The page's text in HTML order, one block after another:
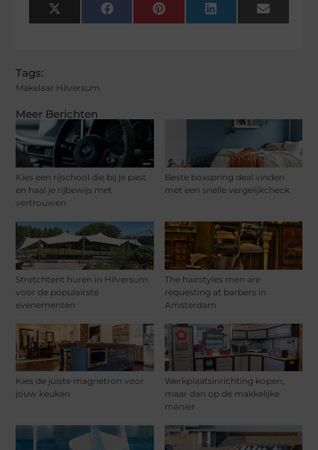
Meer Berichten
Kies een rijschool die bij je past
en haal je rijbewijs met
vertrouwen
Beste boxspring deal vinden
met een snelle vergelijkcheck
Stretchtent huren in Hilversum
voor de populairste
evenementen
The hairstyles men are
requesting at barbers in
Amsterdam
Kies de juiste magnetron voor
jouw keuken
Werkplaatsinrichting kopen,
maar dan op de makkelijke
manier
X
(Twitter)
FacebookPinterest LinkedIn Email
Tags:
Makelaar Hilversum